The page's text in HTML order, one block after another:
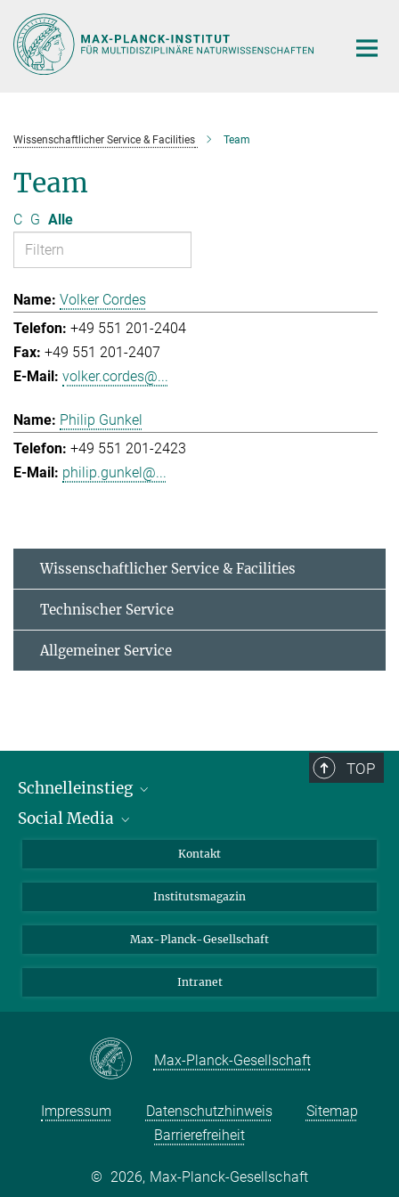
Hauptinhalt
Wissenschaftlicher Service & Facilities Team
Team
C G Alle
Volker Cordes
+49 551 201-2404
+49 551 201-2407
volker.cordes@...
Philip Gunkel
+49 551 201-2423
philip.gunkel@...
Wissenschaftlicher Service & Facilities
Technischer Service
Allgemeiner Service
TOP
Schnelleinstieg
Alumni
Fördernde
Schulen
Studierende
Social Media
Bluesky
Facebook
YouTube
Kontakt
Institutsmagazin
Max-Planck-Gesellschaft
Intranet
Max-Planck-Gesellschaft
Impressum Datenschutzhinweis
Sitemap
Barrierefreiheit
© 2026, Max-Planck-Gesellschaft